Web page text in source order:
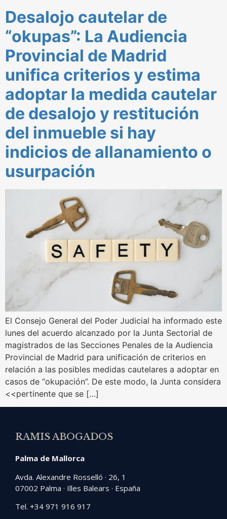
Desalojo cautelar de
“okupas”: La Audiencia
Provincial de Madrid
unifica criterios y estima
adoptar la medida cautelar
de desalojo y restitución
del inmueble si hay
indicios de allanamiento o
usurpación
El Consejo General del Poder Judicial ha informado este
lunes del acuerdo alcanzado por la Junta Sectorial de
magistrados de las Secciones Penales de la Audiencia
Provincial de Madrid para unificación de criterios en
relación a las posibles medidas cautelares a adoptar en
casos de “okupación”. De este modo, la Junta considera
<<pertinente que se […]
RAMIS ABOGADOS
Palma de Mallorca
Avda. Alexandre Rosselló · 26, 1
07002 Palma · Illes Balears · España
Tel. +34 971 916 917